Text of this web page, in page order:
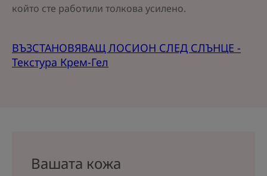
който сте работили толкова усилено.
ВЪЗСТАНОВЯВАЩ ЛОСИОН СЛЕД СЛЪНЦЕ -
Текстура Крем-Гел
Вашата кожа